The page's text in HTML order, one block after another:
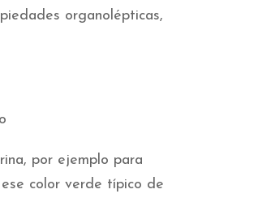
organolépticas,
por ejemplo para
color verde típico de